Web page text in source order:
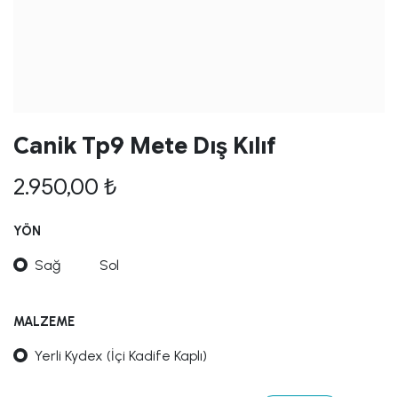
Canik Tp9 Mete Dış Kılıf
2.950,00 ₺
YÖN
Sağ Sol
MALZEME
Yerli Kydex (İçi Kadife Kaplı)